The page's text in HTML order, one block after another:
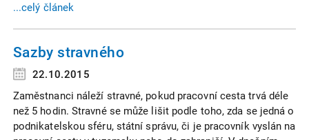
...celý článek
Sazby stravného
22.10.2015
Zaměstnanci náleží stravné, pokud pracovní cesta trvá déle
než 5 hodin. Stravné se může lišit podle toho, zda se jedná o
podnikatelskou sféru, státní správu, či je pracovník vyslán na